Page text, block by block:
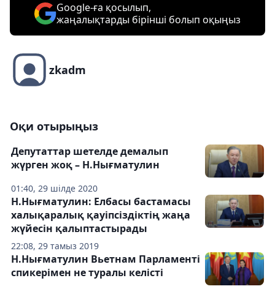
Google-ға қосылып,
жаңалықтарды бірінші болып оқыңыз
zkadm
Оқи отырыңыз
01:40, 29 шілде 2020
Депутаттар шетелде демалып
жүрген жоқ – Н.Нығматулин
22:08, 29 тамыз 2019
Н.Нығматулин: Елбасы бастамасы
халықаралық қауіпсіздіктің жаңа
жүйесін қалыптастырады
Н.Нығматулин Вьетнам Парламенті
спикерімен не туралы келісті